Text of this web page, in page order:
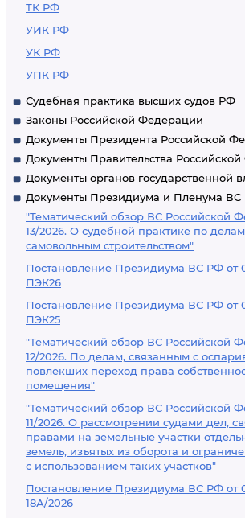
ТК РФ
УИК РФ
УК РФ
УПК РФ
Судебная практика высших судов РФ
Законы Российской Федерации
Документы Президента Российской
Документы Правительства
Документы органов государственной
Документы Президиума и Пленума
"Тематический обзор ВС Российской
13/2026. О судебной практике по
самовольным строительством"
Постановление Президиума ВС РФ от
ПЭК26
Постановление Президиума ВС РФ от
ПЭК25
"Тематический обзор ВС Российской
12/2026. По делам, связанным с
повлекших переход права
помещения"
"Тематический обзор ВС Российской
11/2026. О рассмотрении судами дел,
правами на земельные участки
земель, изъятых из оборота и
с использованием таких участков"
Постановление Президиума ВС РФ от
18А/2026